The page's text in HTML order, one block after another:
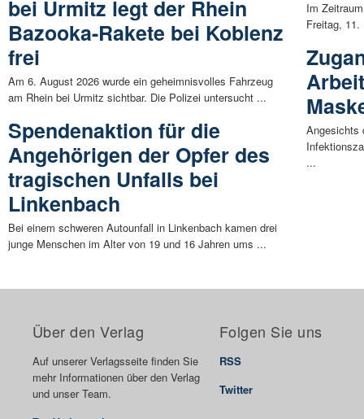
bei Urmitz legt der Rhein
Bazooka-Rakete bei Koblenz
frei
Am 6. August 2026 wurde ein geheimnisvolles Fahrzeug
am Rhein bei Urmitz sichtbar. Die Polizei untersucht ...
Spendenaktion für die
Angehörigen der Opfer des
tragischen Unfalls bei
Linkenbach
Bei einem schweren Autounfall in Linkenbach kamen drei
junge Menschen im Alter von 19 und 16 Jahren ums ...
Im
Freitag, 11.
Angesichts
...
Über den Verlag
Auf unserer Verlagsseite finden Sie
mehr Informationen über den Verlag
und unser Team.
Folgen Sie uns
RSS
Twitter